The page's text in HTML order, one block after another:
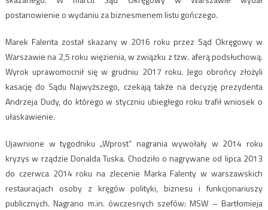
postanowienie o wydaniu za biznesmenem listu gończego.
Marek Falenta został skazany w 2016 roku przez Sąd Okręgowy w
Warszawie na 2,5 roku więzienia, w związku z tzw. aferą podsłuchową.
Wyrok uprawomocnił się w grudniu 2017 roku. Jego obrońcy złożyli
kasację do Sądu Najwyższego, czekają także na decyzję prezydenta
Andrzeja Dudy, do którego w styczniu ubiegłego roku trafił wniosek o
ułaskawienie.
Ujawnione w tygodniku „Wprost” nagrania wywołały w 2014 roku
kryzys w rządzie Donalda Tuska. Chodziło o nagrywane od lipca 2013
do czerwca 2014 roku na zlecenie Marka Falenty w warszawskich
restauracjach osoby z kręgów polityki, biznesu i funkcjonariuszy
publicznych. Nagrano m.in. ówczesnych szefów: MSW – Bartłomieja